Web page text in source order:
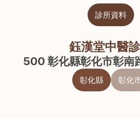
診所資料
鈺漢堂中醫
500 彰化縣彰化市彰南
彰化縣 彰化